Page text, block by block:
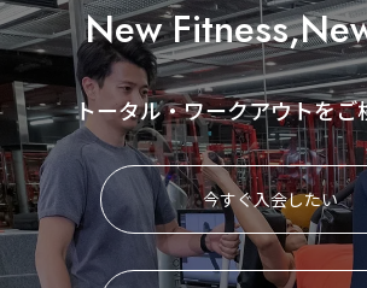
New
トータル・ワークアウトをご
今すぐ入会したい